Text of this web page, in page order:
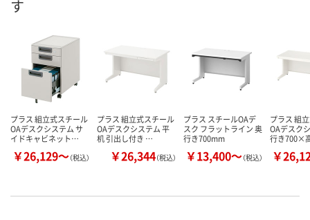
す
プラス 組立式スチール
OAデスクシステム サ
イドキャビネット…
￥26,129～（税込）
プラス 組立式スチール
OAデスクシステム 平
机 引出し付き …
￥26,344（税込）
プラス スチールOAデ
スク フラットライン 奥
行き700mm
￥13,400～（税込）
プラス 組
OAデスク
行き700×
￥